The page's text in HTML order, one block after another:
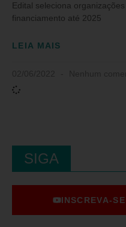
Edital seleciona
financiamento até 2025
LEIA MAIS
SIGA
INSCREVA-